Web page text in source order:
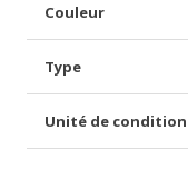
Couleur
Type
Unité de